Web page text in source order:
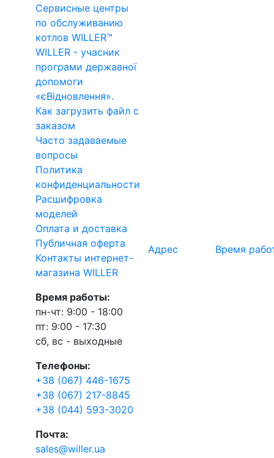
Сервисные центры
по обслуживанию
котлов WILLER™
WILLER - учасник
програми державної
допомоги
«єВідновлення».
Как загрузить файл с
заказом
Часто задаваемые
вопросы
Политика
конфиденциальности
Расшифровка
моделей
Оплата и доставка
Публичная оферта
Контакты интернет-
магазина WILLER
Время работы:
пн-чт: 9:00 - 18:00
пт: 9:00 - 17:30
сб, вс - выходные
Телефоны:
+38 (067) 446-1675
+38 (067) 217-8845
+38 (044) 593-3020
Почта:
sales@willer.ua
Адрес Время